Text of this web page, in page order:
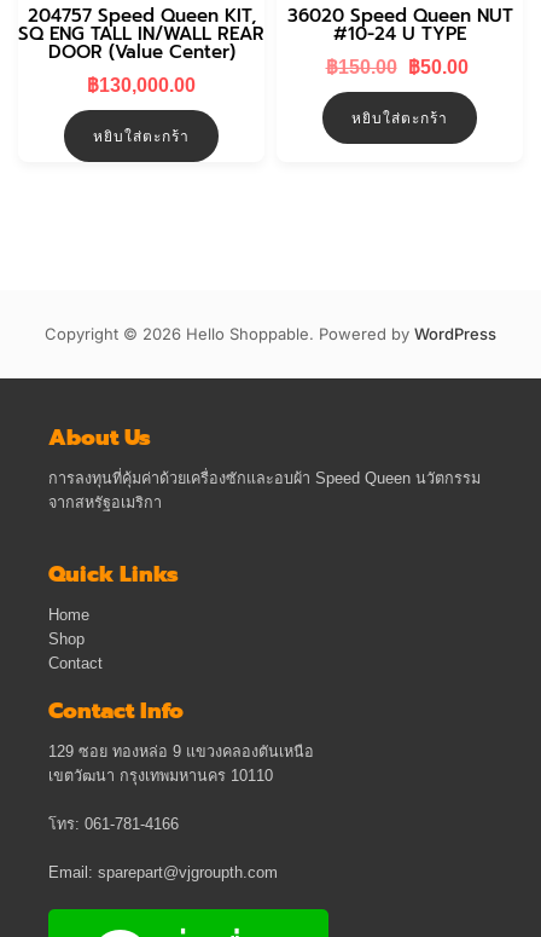
204757 Speed Queen KIT,
SQ ENG TALL IN/WALL REAR
DOOR (Value Center)
฿130,000.00
หยิบใส่ตะกร้า
36020 Speed Queen NUT
#10-24 U TYPE
฿150.00
Original
฿150.00.
฿50.00
is:
฿50.00.
หยิบใส่ตะกร้า
Copyright © 2026 Hello Shoppable. Powered by WordPress
About Us
การลงทุนที่คุ้มค่าด้วยเครื่องซักและอบผ้า Speed Queen นวัตกรรม
จากสหรัฐอเมริกา
Quick Links
Home
Shop
Contact
Contact Info
129 ซอย ทองหล่อ 9 แขวงคลองตันเหนือ
เขตวัฒนา กรุงเทพมหานคร 10110
โทร: 061-781-4166
Email: sparepart@vjgroupth.com